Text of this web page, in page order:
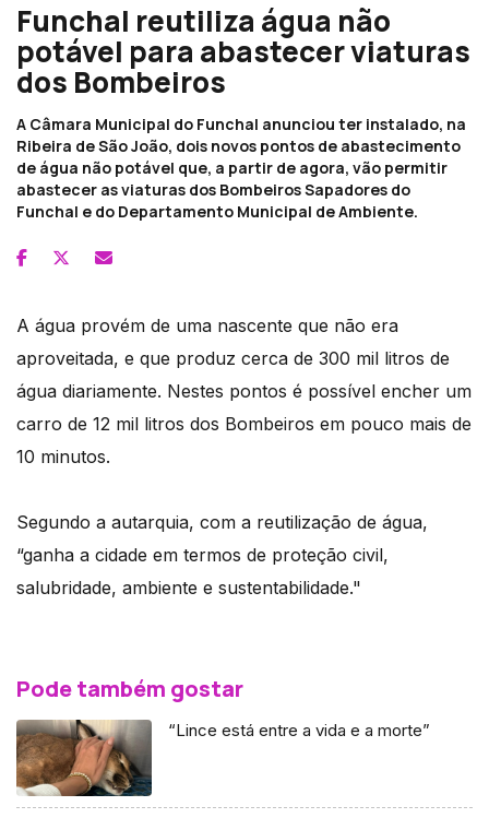
Funchal reutiliza água não
potável para abastecer viaturas
dos Bombeiros
A Câmara Municipal do Funchal anunciou ter instalado, na
Ribeira de São João, dois novos pontos de abastecimento
de água não potável que, a partir de agora, vão permitir
abastecer as viaturas dos Bombeiros Sapadores do
Funchal e do Departamento Municipal de Ambiente.
A água provém de uma nascente que não era
aproveitada, e que produz cerca de 300 mil litros de
água diariamente. Nestes pontos é possível encher um
carro de 12 mil litros dos Bombeiros em pouco mais de
10 minutos.
Segundo a autarquia, com a reutilização de água,
“ganha a cidade em termos de proteção civil,
salubridade, ambiente e sustentabilidade."
Pode também gostar
“Lince está entre a vida e a morte”